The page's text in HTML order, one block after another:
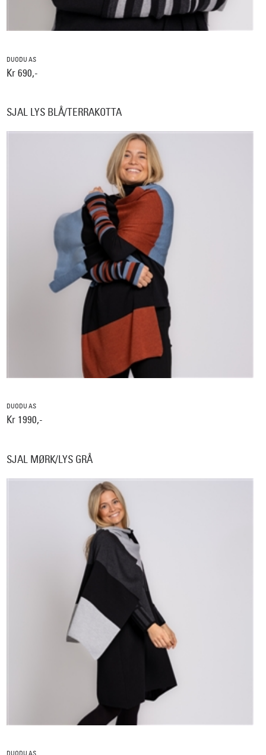
DUODU AS
Kr 690,-
SJAL LYS BLÅ/TERRAKOTTA
DUODU AS
Kr 1990,-
SJAL MØRK/LYS GRÅ
DUODU AS